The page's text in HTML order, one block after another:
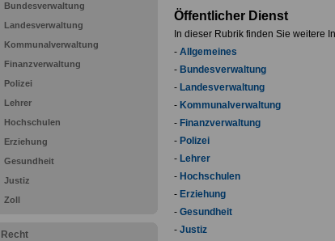
Bundesverwaltung
Landesverwaltung
Kommunalverwaltung
Finanzverwaltung
Polizei
Lehrer
Hochschulen
Erziehung
Gesundheit
Justiz
Zoll
Recht
Öffentlicher Dienst
In dieser Rubrik finden Sie weitere
- Allgemeines
- Bundesverwaltung
- Landesverwaltung
- Kommunalverwaltung
- Finanzverwaltung
- Polizei
- Lehrer
- Hochschulen
- Erziehung
- Gesundheit
- Justiz